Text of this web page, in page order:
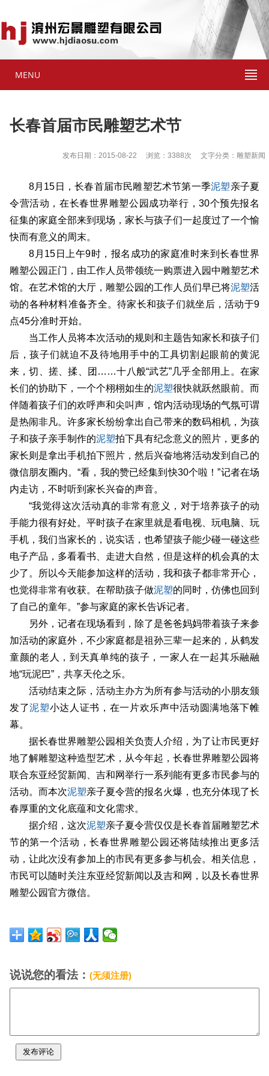
MENU
长春首届市民雕塑艺术节
发布日期：2015-08-22 浏览：3388次 文字分类：雕塑新闻
8月15日，长春首届市民雕塑艺术节第一季泥塑亲子夏
令营活动，在长春世界雕塑公园成功举行，30个预先报名
征集的家庭全部来到现场，家长与孩子们一起度过了一个愉
快而有意义的周末。
8月15日上午9时，报名成功的家庭准时来到长春世界
雕塑公园正门，由工作人员带领统一购票进入园中雕塑艺术
馆。在艺术馆的大厅，雕塑公园的工作人员们早已将泥塑活
动的各种材料准备齐全。待家长和孩子们就坐后，活动于9
点45分准时开始。
当工作人员将本次活动的规则和主题告知家长和孩子们
后，孩子们就迫不及待地用手中的工具切割起眼前的黄泥
来，切、搓、揉、团……十八般“武艺”几乎全部用上。在家
长们的协助下，一个个栩栩如生的泥塑很快就跃然眼前。而
伴随着孩子们的欢呼声和尖叫声，馆内活动现场的气氛可谓
是热闹非凡。许多家长纷纷拿出自己带来的数码相机，为孩
子和孩子亲手制作的泥塑拍下具有纪念意义的照片，更多的
家长则是拿出手机拍下照片，然后兴奋地将活动发到自己的
微信朋友圈内。“看，我的赞已经集到快30个啦！”记者在场
内走访，不时听到家长兴奋的声音。
“我觉得这次活动真的非常有意义，对于培养孩子的动
手能力很有好处。平时孩子在家里就是看电视、玩电脑、玩
手机，我们当家长的，说实话，也希望孩子能少碰一碰这些
电子产品，多看看书、走进大自然，但是这样的机会真的太
少了。所以今天能参加这样的活动，我和孩子都非常开心，
也觉得非常有收获。在帮助孩子做泥塑的同时，仿佛也回到
了自己的童年。”参与家庭的家长告诉记者。
另外，记者在现场看到，除了是爸爸妈妈带着孩子来参
加活动的家庭外，不少家庭都是祖孙三辈一起来的，从鹤发
童颜的老人，到天真单纯的孩子，一家人在一起其乐融融
地“玩泥巴”，共享天伦之乐。
活动结束之际，活动主办方为所有参与活动的小朋友颁
发了泥塑小达人证书，在一片欢乐声中活动圆满地落下帷
幕。
据长春世界雕塑公园相关负责人介绍，为了让市民更好
地了解雕塑这种造型艺术，从今年起，长春世界雕塑公园将
联合东亚经贸新闻、吉和网举行一系列能有更多市民参与的
活动。而本次泥塑亲子夏令营的报名火爆，也充分体现了长
春厚重的文化底蕴和文化需求。
据介绍，这次泥塑亲子夏令营仅仅是长春首届雕塑艺术
节的第一个活动，长春世界雕塑公园还将陆续推出更多活
动，让此次没有参加上的市民有更多参与机会。相关信息，
市民可以随时关注东亚经贸新闻以及吉和网，以及长春世界
雕塑公园官方微信。
说说您的看法： (无须注册)